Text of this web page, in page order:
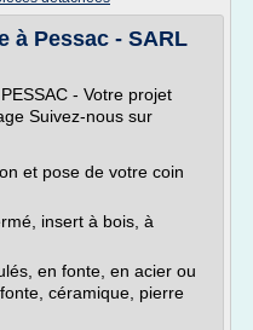
à Pessac - SARL
- Votre projet
Suivez-nous sur
et pose de votre coin
insert à bois, à
en fonte, en acier ou
céramique, pierre